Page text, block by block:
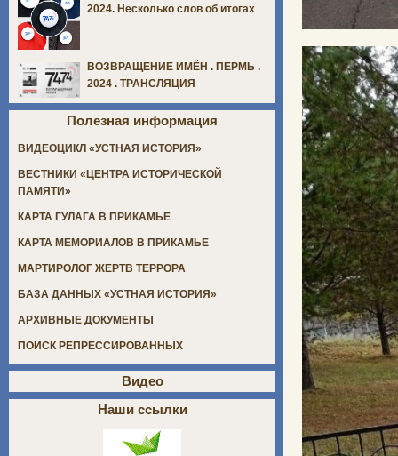
2024. Несколько слов об итогах
ВОЗВРАЩЕНИЕ ИМЁН . ПЕРМЬ .
2024 . ТРАНСЛЯЦИЯ
Полезная информация
ВИДЕОЦИКЛ «УСТНАЯ ИСТОРИЯ»
ВЕСТНИКИ «ЦЕНТРА ИСТОРИЧЕСКОЙ
ПАМЯТИ»
КАРТА ГУЛАГА В ПРИКАМЬЕ
КАРТА МЕМОРИАЛОВ В ПРИКАМЬЕ
МАРТИРОЛОГ ЖЕРТВ ТЕРРОРА
БАЗА ДАННЫХ «УСТНАЯ ИСТОРИЯ»
АРХИВНЫЕ ДОКУМЕНТЫ
ПОИСК РЕПРЕССИРОВАННЫХ
Видео
Наши ссылки